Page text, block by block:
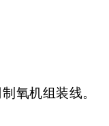
氧机组装线。